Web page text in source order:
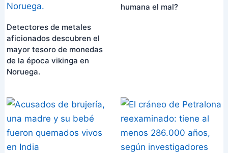
Detectores de metales
aficionados descubren el
mayor tesoro de monedas
de la época vikinga en
Noruega.
humana el mal?